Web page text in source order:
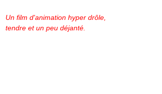
Un film d'animation hyper drôle,
tendre et un peu déjanté.